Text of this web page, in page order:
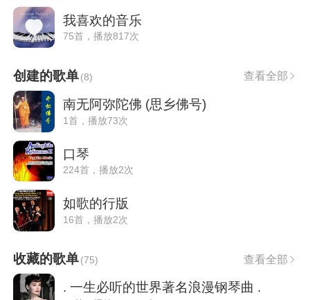
我喜欢的音乐
75首，播放817次
创建的歌单(8) 查看全部
南无阿弥陀佛 (思乡佛号)
1首，播放73次
口琴
224首，播放2次
如歌的行版
16首，播放2次
收藏的歌单(75) 查看全部
. 一生必听的世界著名浪漫钢琴曲 .